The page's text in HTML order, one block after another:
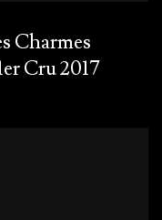
Charmes
Cru 2017